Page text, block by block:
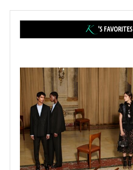
'S FAVORITES